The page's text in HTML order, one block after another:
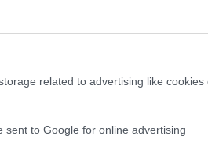
related to advertising like cookies
sent to Google for online advertising
στο Google News